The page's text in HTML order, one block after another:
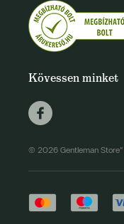
Kövessen minket
© 2026 Gentleman Store"